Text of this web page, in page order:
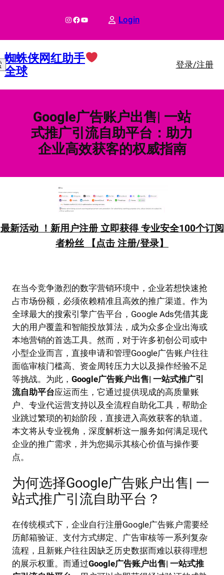
InstagramFacebook YouTube Login
蜘蛛侠网红助手
全球 登录/注册
Google广告账户出售| 一站
式推广引流自助平台：助力
企业高效获客的权威指南
最新活动 ！新用户注册 立即获得 专业安全100个订阅
者粉丝 【点击 注册/登录】
在当今竞争激烈的数字营销环境中，企业若想快速抢
占市场份额，必须依赖精准且高效的推广渠道。作为
全球最大的搜索引擎广告平台，Google Ads凭借其庞
大的用户覆盖和智能投放算法，成为众多企业出海或
本地营销的首选工具。然而，对于许多初创公司或中
小型企业而言，直接申请和管理Google广告账户往往
面临审核门槛高、资金周转压力大以及操作经验不足
等挑战。为此， Google广告账户出售| 一站式推广引
流自助平台应运而生，它通过提供现成的高质量账
户、专业代运营支持以及全流程自助化工具，帮助企
业跳过繁琐的初始阶段，直接进入高效获客的轨道。
本文将从专业视角，深度解析这一服务如何满足现代
企业的推广需求，并为您揭示其核心价值与操作要
点。
为何选择Google广告账户出售| 一
站式推广引流自助平台？
在传统模式下，企业自行注册Google广告账户需要经
历邮箱验证、支付方式绑定、广告审核等一系列复杂
流程，且新账户往往因缺乏历史数据而难以获得理想
的展示权重。而通过Google广告账户出售| 一站式推